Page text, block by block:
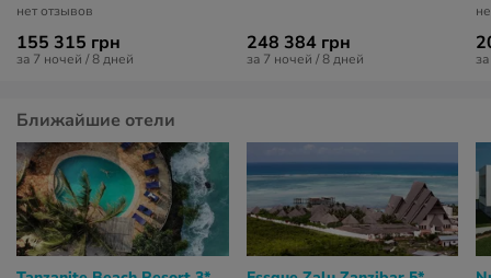
нет отзывов
155 315 грн
за 7 ночей / 8 дней
248 384 грн
за 7 ночей / 8 дней
Ближайшие отели